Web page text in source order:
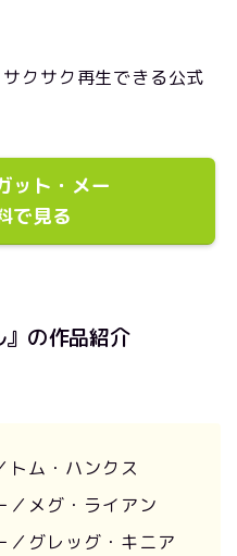
クサク再生できる公式
ット・メー
で見る
』の作品紹介
トム・ハンクス
／メグ・ライアン
／グレッグ・キニア